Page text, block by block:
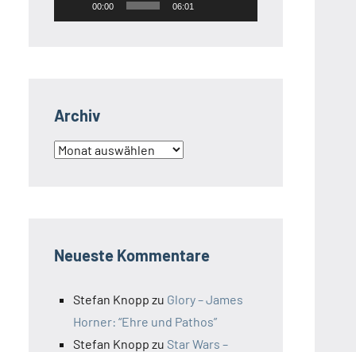
00:00 06:01
Archiv
Archiv
Neueste Kommentare
Stefan Knopp zu Glory – James
Horner: “Ehre und Pathos”
Stefan Knopp zu Star Wars –